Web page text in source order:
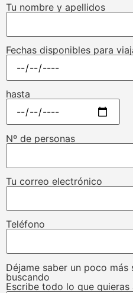
Tu nombre y apellidos
Fechas disponibles para
hasta
Nº de personas
Tu correo electrónico
Teléfono
Déjame saber un poco
buscando
Escribe todo lo que quieras